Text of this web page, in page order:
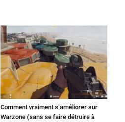
Comment vraiment s’améliorer sur
Warzone (sans se faire détruire à